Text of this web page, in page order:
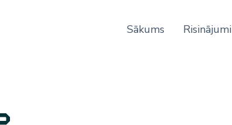
Sākums Risinājumi